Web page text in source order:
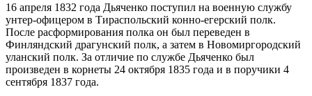
16 апреля 1832 года Дьяченко поступил на военную службу
унтер-офицером в Тираспольский конно-егерский полк.
После расформирования полка он был переведен в
Финляндский драгунский полк, а затем в Новомиргородский
уланский полк. За отличие по службе Дьяченко был
произведен в корнеты 24 октября 1835 года и в поручики 4
сентября 1837 года.